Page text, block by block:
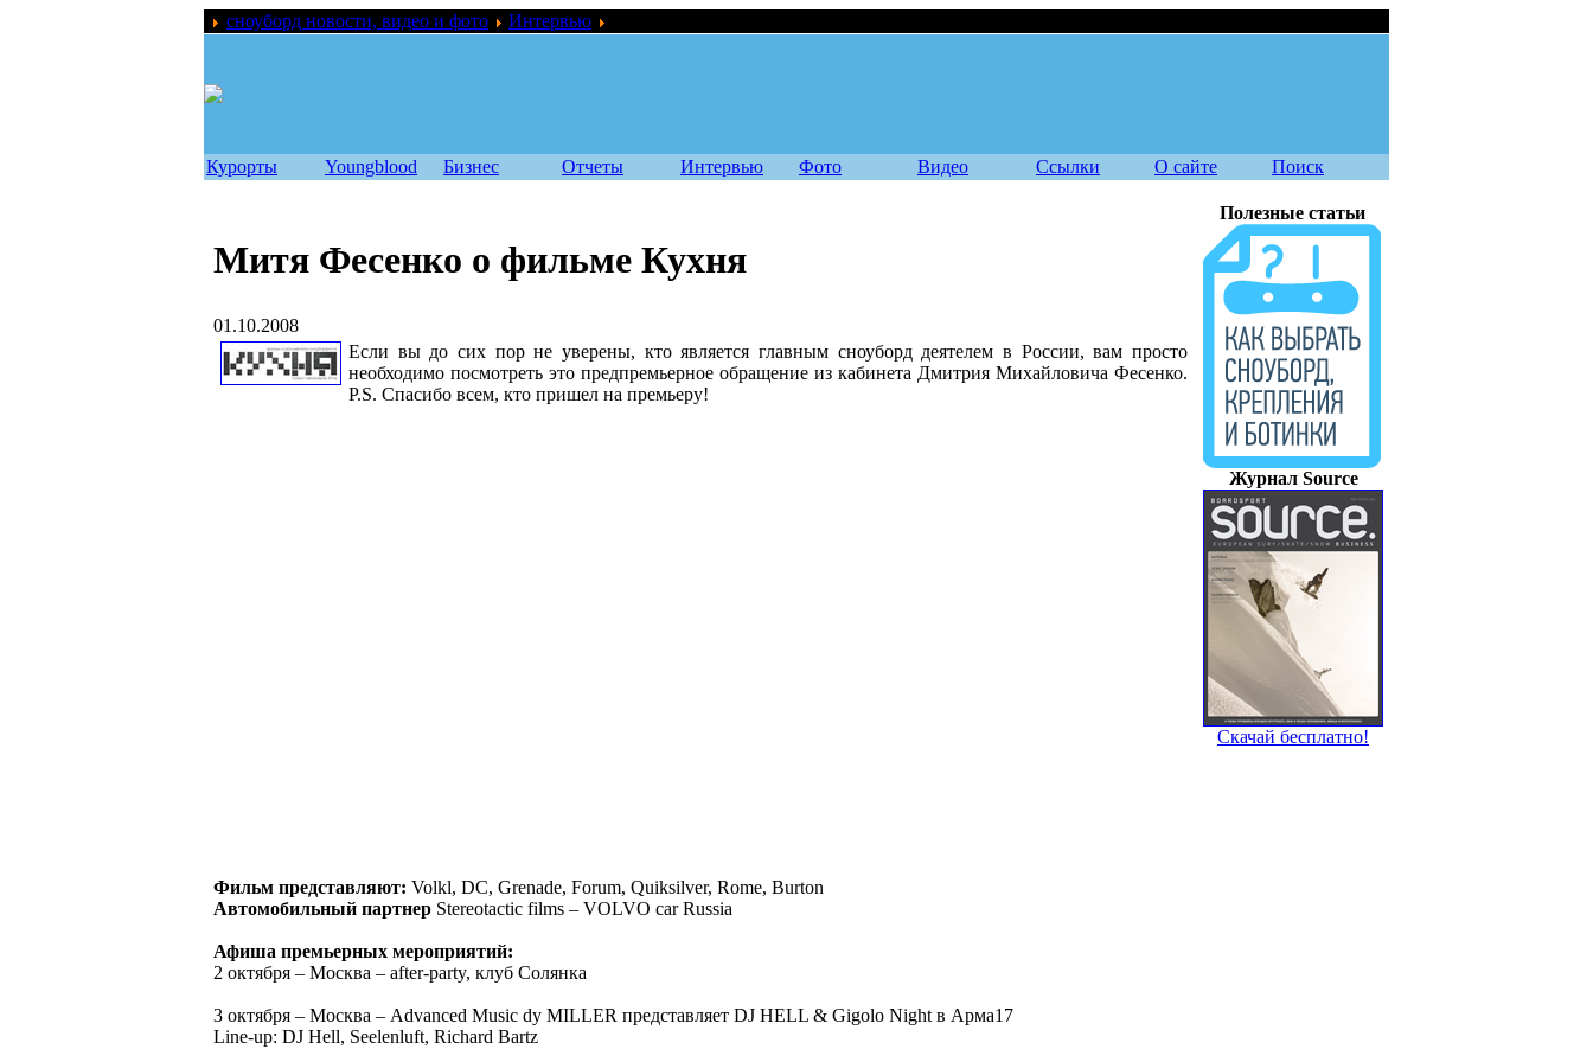
сноуборд новости, видео и фото Интервью
Курорты Youngblood Бизнес Отчеты Интервью Фото Видео Ссылки О сайте Поиск
Митя Фесенко о фильме Кухня
01.10.2008
Если вы до сих пор не уверены, кто является главным сноуборд деятелем в России, вам просто
необходимо посмотреть это предпремьерное обращение из кабинета Дмитрия Михайловича Фесенко.
P.S. Спасибо всем, кто пришел на премьеру!
Фильм представляют: Volkl, DC, Grenade, Forum, Quiksilver, Rome, Burton
Автомобильный партнер Stereotactic films – VOLVO car Russia
Афиша премьерных мероприятий:
2 октября – Москва – after-party, клуб Солянка
3 октября – Москва – Advanced Music dy MILLER представляет DJ HELL & Gigolo Night в Арма17
Line-up: DJ Hell, Seelenluft, Richard Bartz
Полезные статьи
Журнал Source
Скачай бесплатно!